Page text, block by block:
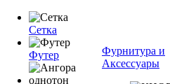
Сетка
Футер
Фурнитура и
Аксессуары